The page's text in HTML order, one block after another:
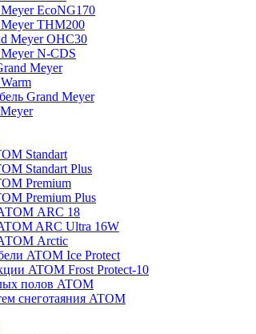
EcoNG170
THM200
Meyer OHC30
N-CDS
Meyer
Grand Meyer
Standart
Standart Plus
Premium
Premium Plus
АТОМ ARC 18
ARC Ultra 16W
АТОМ Arctic
ATOM Ice Protect
ATOM Frost Protect-10
полов ATOM
снеготаяния ATOM